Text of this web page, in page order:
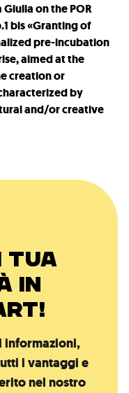
on the POR
bis «Granting of
pre-incubation
aimed at the
creation or
by
and/or creative
TUA
IN
informazioni,
i vantaggi e
nel nostro